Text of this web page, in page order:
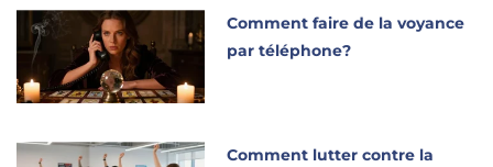
Comment faire de la voyance
par téléphone?
Comment lutter contre la